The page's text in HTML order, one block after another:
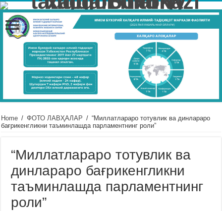
Home / ФОТО ЛАВҲАЛАР / “Миллатлараро тотувлик ва динлараро
бағрикенгликни таъминлашда парламентнинг роли”
“Миллатлараро тотувлик ва
динлараро бағрикенгликни
таъминлашда парламентнинг
роли”